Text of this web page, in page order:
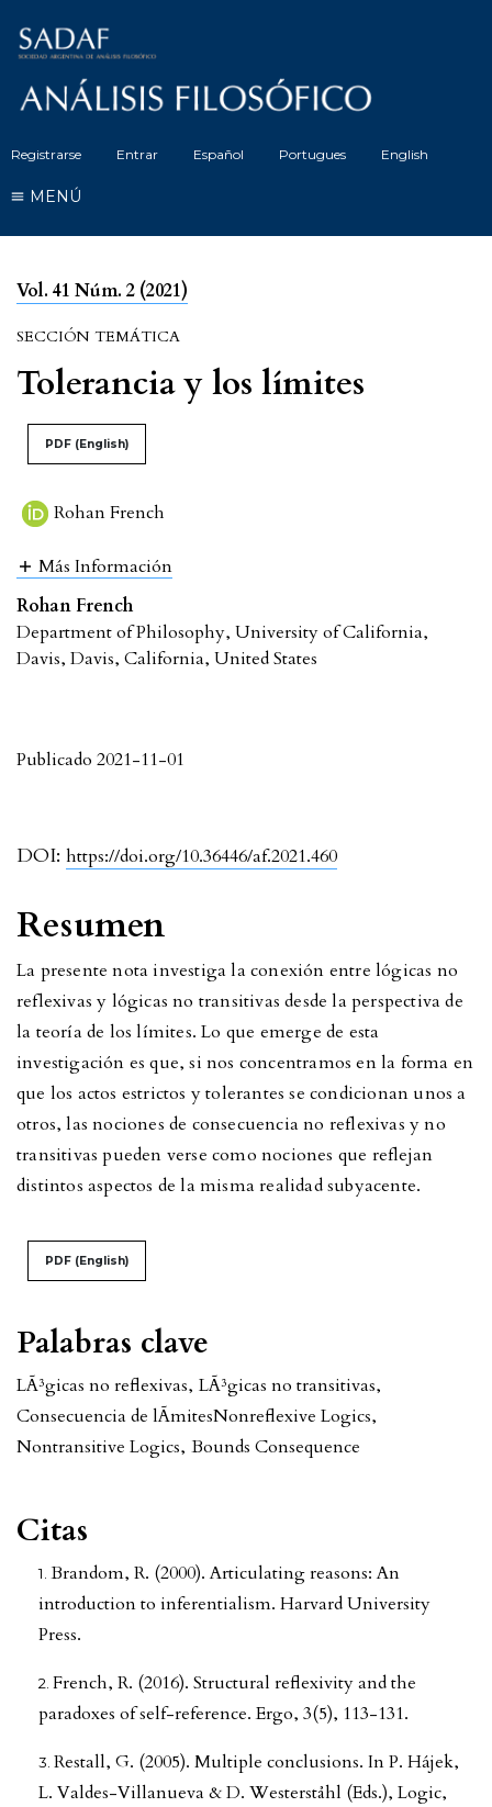
Registrarse Entrar Español Portugues English
MENÚ
Vol. 41 Núm. 2 (2021)
SECCIÓN TEMÁTICA
Tolerancia y los límites
PDF (English)
Rohan French
Más Información
Rohan French
Department of Philosophy, University of California,
Davis, Davis, California, United States
DOI: https://doi.org/10.36446/af.2021.460
Publicado 2021-11-01
Palabras clave
LÃ³gicas no reflexivas, LÃ³gicas no transitivas,
Consecuencia de lÃ­mitesNonreflexive Logics,
Nontransitive Logics, Bounds Consequence
Resumen
La presente nota investiga la conexión entre lógicas no
reflexivas y lógicas no transitivas desde la perspectiva de
la teoría de los límites. Lo que emerge de esta
investigación es que, si nos concentramos en la forma en
que los actos estrictos y tolerantes se condicionan unos a
otros, las nociones de consecuencia no reflexivas y no
transitivas pueden verse como nociones que reflejan
distintos aspectos de la misma realidad subyacente.
PDF (English)
Citas
Brandom, R. (2000). Articulating reasons: An
introduction to inferentialism. Harvard University
Press.
French, R. (2016). Structural reflexivity and the
paradoxes of self-reference. Ergo, 3(5), 113-131.
Restall, G. (2005). Multiple conclusions. In P. Hájek,
L. Valdes-Villanueva & D. Westerståhl (Eds.), Logic,